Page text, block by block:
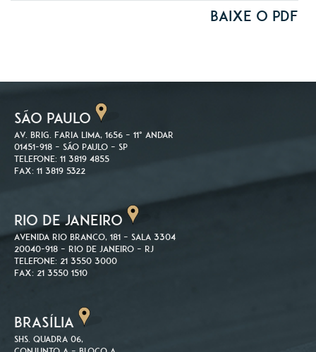
Baixe o PDF
SÃO PAULO
Av. Brig. Faria Lima, 1656 – 11º andar
01451-918 – São Paulo – SP
Telefone: 11 3819 4855
Fax: 11 3819 5322
RIO DE JANEIRO
Avenida Rio Branco, 181 – Sala 3304
20040-918 – Rio de Janeiro – RJ
Telefone: 21 3550 3000
Fax: 21 3550 1510
BRASÍLIA
SHS. Quadra 06,